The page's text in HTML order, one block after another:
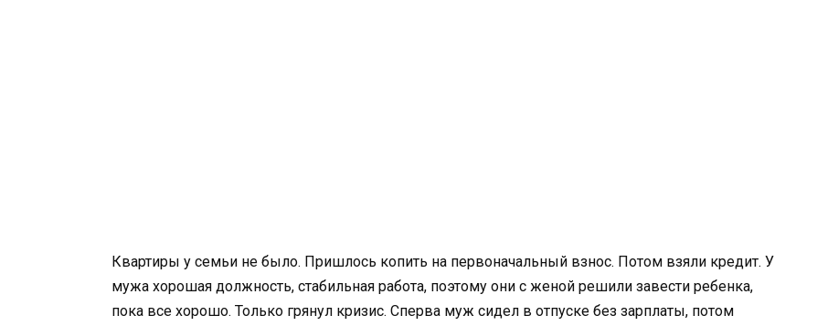
Квартиры у семьи не было. Пришлось копить на первоначальный взнос. Потом взяли кредит. У
мужа хорошая должность, стабильная работа, поэтому они с женой решили завести ребенка,
пока все хорошо. Только грянул кризис. Сперва муж сидел в отпуске без зарплаты, потом